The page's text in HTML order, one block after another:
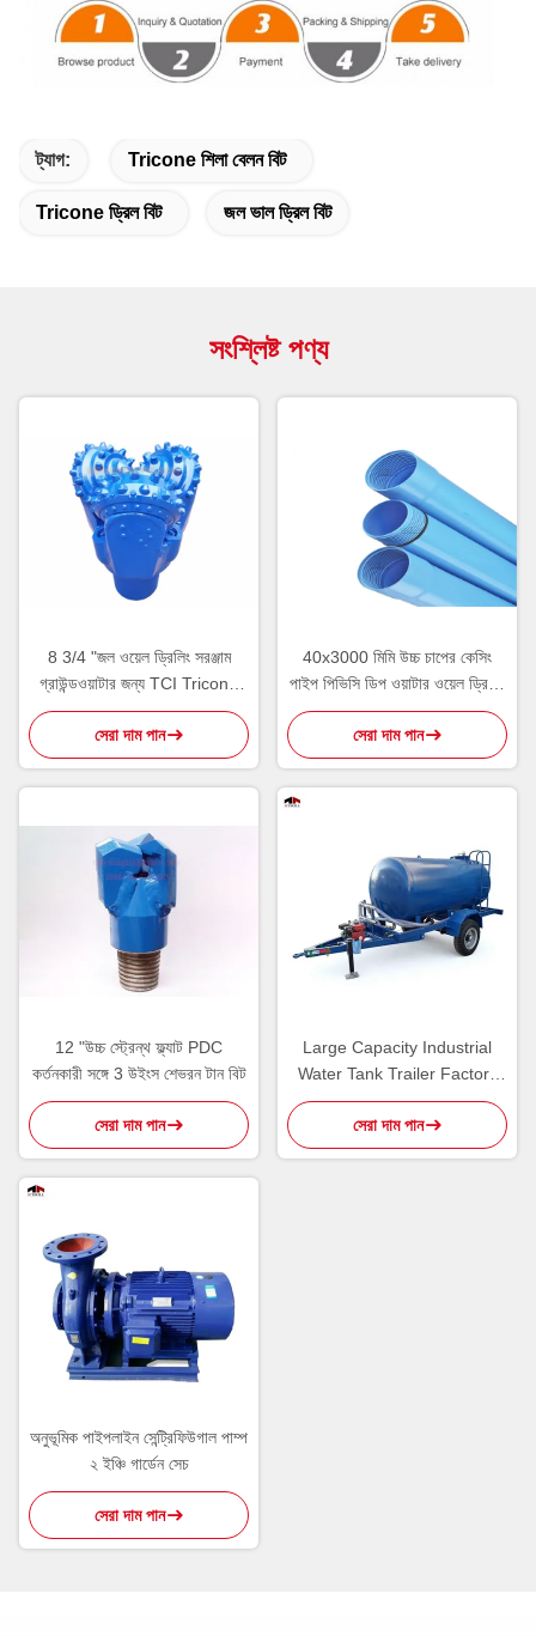
ট্যাগ: Tricone শিলা বেলন বিট
Tricone ড্রিল বিট জল ভাল ড্রিল বিট
সংশ্লিষ্ট পণ্য
8 3/4 "জল ওয়েল ড্রিলিং সরঞ্জাম
গ্রাউন্ডওয়াটার জন্য TCI Tricone
ঘূর্ণমান বিট ঢোকান
সেরা দাম পান
40x3000 মিমি উচ্চ চাপের কেসিং
পাইপ পিভিসি ডিপ ওয়াটার ওয়েল ড্রিলিং
সরঞ্জাম
সেরা দাম পান
12 "উচ্চ স্ট্রেন্থ ফ্ল্যাট PDC
কর্তনকারী সঙ্গে 3 উইংস শেভরন টান বিট
সেরা দাম পান
Large Capacity Industrial
Water Tank Trailer Factory
Direct Sale Custom Made
সেরা দাম পান
অনুভূমিক পাইপলাইন সেন্ট্রিফিউগাল পাম্প
২ ইঞ্চি গার্ডেন সেচ
সেরা দাম পান